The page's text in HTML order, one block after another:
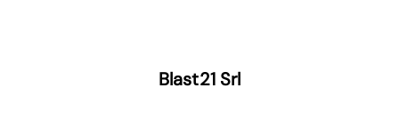
Blast21 Srl